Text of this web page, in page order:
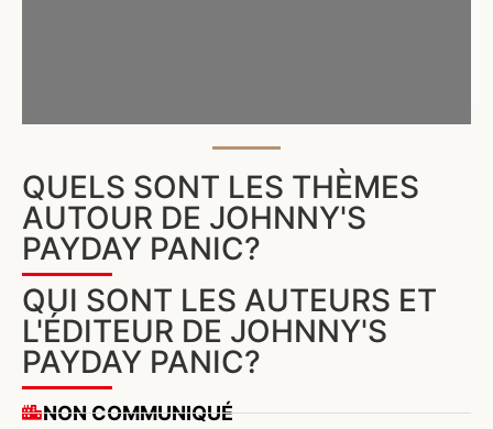
QUELS SONT LES THÈMES
AUTOUR DE JOHNNY'S
PAYDAY PANIC?
QUI SONT LES AUTEURS ET
L'ÉDITEUR DE JOHNNY'S
PAYDAY PANIC?
NON COMMUNIQUÉ